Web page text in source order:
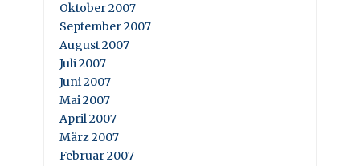
Oktober 2007
September 2007
August 2007
Juli 2007
Juni 2007
Mai 2007
April 2007
März 2007
Februar 2007